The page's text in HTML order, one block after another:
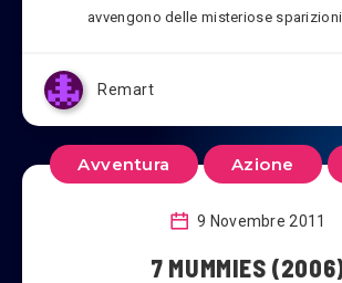
avvengono delle misteriose
Remart
Avventura Azione
9 Novembre 2011
7 MUMMIES